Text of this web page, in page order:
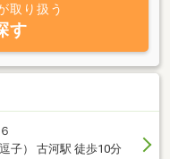
取り扱う
す
子） 古河駅 徒歩10分